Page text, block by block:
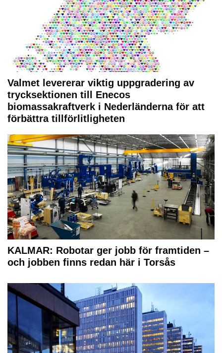
Valmet levererar viktig uppgradering av
trycksektionen till Enecos
biomassakraftverk i Nederländerna för att
förbättra tillförlitligheten
KALMAR: Robotar ger jobb för framtiden –
och jobben finns redan här i Torsås